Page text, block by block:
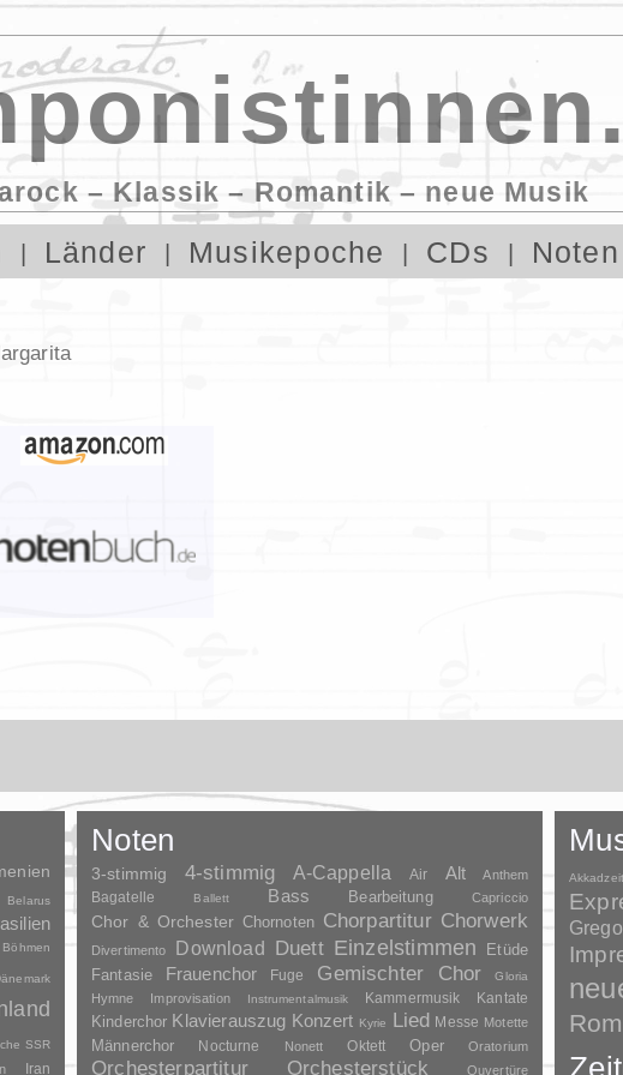
– Klassik – Romantik – neue Musik
Länder Musikepoche CDs Noten
Belarus
Böhmen
SSR
Iran
Noten
3-stimmig 4-stimmig A-Cappella Air Alt Anthem
Bagatelle Ballett Bass Bearbeitung Capriccio
Chor & Orchester Chornoten Chorpartitur Chorwerk
Divertimento Download Duett Einzelstimmen Etüde
Fantasie Frauenchor Fuge Gemischter Chor Gloria
Hymne Improvisation Instrumentalmusik Kammermusik Kantate
Kinderchor Klavierauszug Konzert Kyrie Lied Messe Motette
Männerchor Nocturne Nonett Oktett Oper Oratorium
Orchesterpartitur Orchesterstück Ouvertüre
Akkadzeit